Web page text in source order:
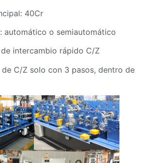
40Cr
automático o semiautomático
intercambio rápido C/Z
C/Z solo con 3 pasos, dentro de